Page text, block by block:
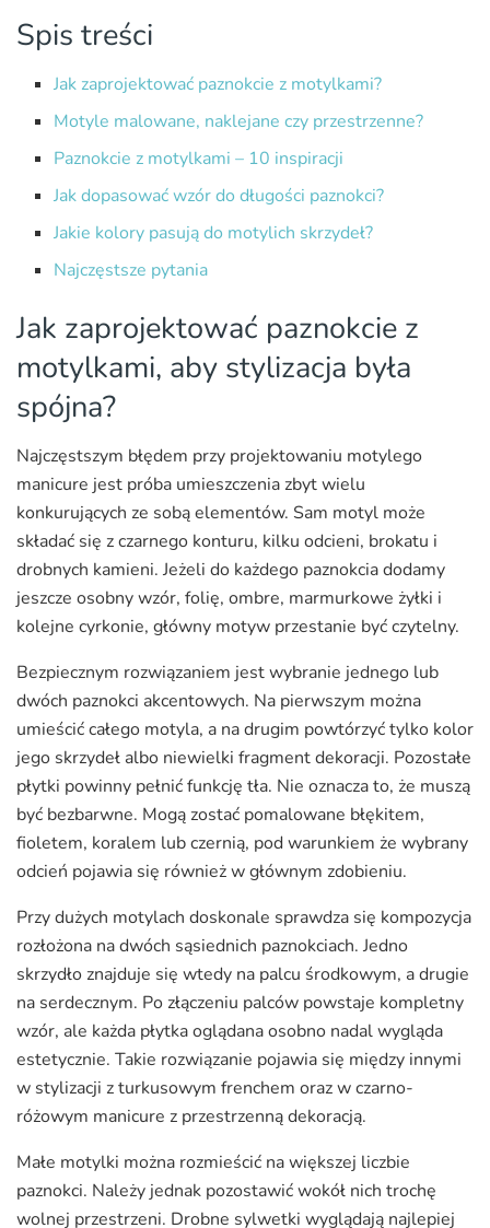
Spis treści
Jak zaprojektować paznokcie z motylkami?
Motyle malowane, naklejane czy przestrzenne?
Paznokcie z motylkami – 10 inspiracji
Jak dopasować wzór do długości paznokci?
Jakie kolory pasują do motylich skrzydeł?
Najczęstsze pytania
Jak zaprojektować paznokcie z
motylkami, aby stylizacja była
spójna?
Najczęstszym błędem przy projektowaniu motylego
manicure jest próba umieszczenia zbyt wielu
konkurujących ze sobą elementów. Sam motyl może
składać się z czarnego konturu, kilku odcieni, brokatu i
drobnych kamieni. Jeżeli do każdego paznokcia dodamy
jeszcze osobny wzór, folię, ombre, marmurkowe żyłki i
kolejne cyrkonie, główny motyw przestanie być czytelny.
Bezpiecznym rozwiązaniem jest wybranie jednego lub
dwóch paznokci akcentowych. Na pierwszym można
umieścić całego motyla, a na drugim powtórzyć tylko kolor
jego skrzydeł albo niewielki fragment dekoracji. Pozostałe
płytki powinny pełnić funkcję tła. Nie oznacza to, że muszą
być bezbarwne. Mogą zostać pomalowane błękitem,
fioletem, koralem lub czernią, pod warunkiem że wybrany
odcień pojawia się również w głównym zdobieniu.
Przy dużych motylach doskonale sprawdza się kompozycja
rozłożona na dwóch sąsiednich paznokciach. Jedno
skrzydło znajduje się wtedy na palcu środkowym, a drugie
na serdecznym. Po złączeniu palców powstaje kompletny
wzór, ale każda płytka oglądana osobno nadal wygląda
estetycznie. Takie rozwiązanie pojawia się między innymi
w stylizacji z turkusowym frenchem oraz w czarno-
różowym manicure z przestrzenną dekoracją.
Małe motylki można rozmieścić na większej liczbie
paznokci. Należy jednak pozostawić wokół nich trochę
wolnej przestrzeni. Drobne sylwetki wyglądają najlepiej